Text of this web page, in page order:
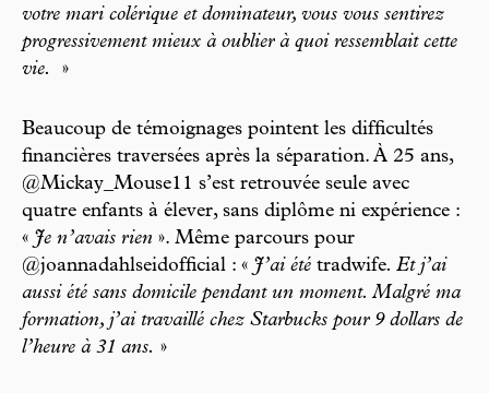
votre mari colérique et dominateur, vous vous sentirez
progressivement mieux à oublier à quoi ressemblait cette
vie.
»
Beaucoup de témoignages pointent les difficultés
financières traversées après la séparation. À 25 ans,
@Mickay_Mouse11 s’est retrouvée seule avec
quatre enfants à élever, sans diplôme ni expérience :
« Je n’avais rien ». Même parcours pour
@joannadahlseidofficial : « J’ai été tradwife. Et j’ai
aussi été sans domicile pendant un moment. Malgré ma
formation, j’ai travaillé chez Starbucks pour 9 dollars de
l’heure à 31 ans. »